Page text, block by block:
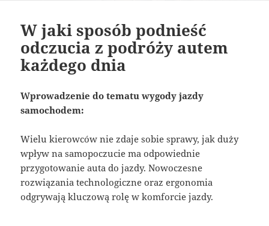
W jaki sposób podnieść
odczucia z podróży autem
każdego dnia
Wprowadzenie do tematu wygody jazdy
samochodem:
Wielu kierowców nie zdaje sobie sprawy, jak duży
wpływ na samopoczucie ma odpowiednie
przygotowanie auta do jazdy. Nowoczesne
rozwiązania technologiczne oraz ergonomia
odgrywają kluczową rolę w komforcie jazdy.